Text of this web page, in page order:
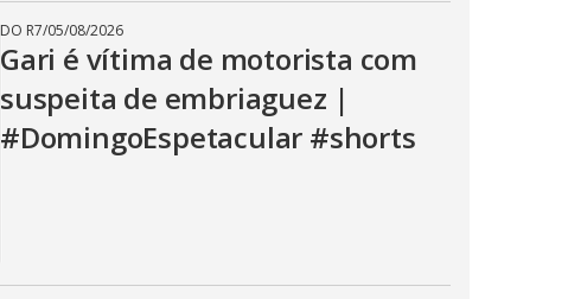
DO R7/05/08/2026
Gari é vítima de motorista com
suspeita de embriaguez |
#DomingoEspetacular #shorts